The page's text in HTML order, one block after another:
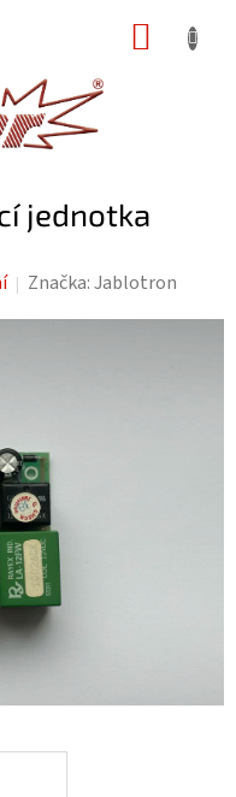
jednotka
Značka:Jablotron